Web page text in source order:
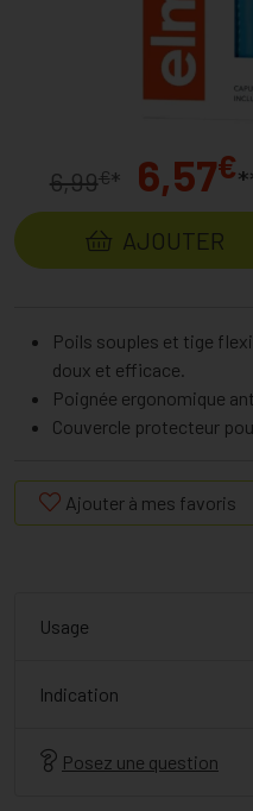
6,99€* 6,57€
AJOUTER
Poils souples et tige
doux et efficace.
Poignée ergonomique
Couvercle protecteur
Ajouter à mes favoris
Usage
Indication
Posez une question